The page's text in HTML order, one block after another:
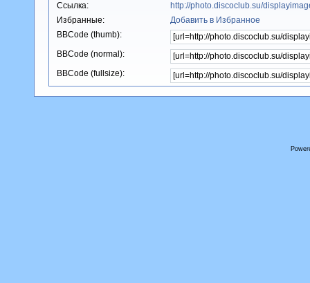
Ссылка:
http://photo.discoclub.su/
Избранные:
Добавить в Избранное
BBCode (thumb):
BBCode (normal):
BBCode (fullsize):